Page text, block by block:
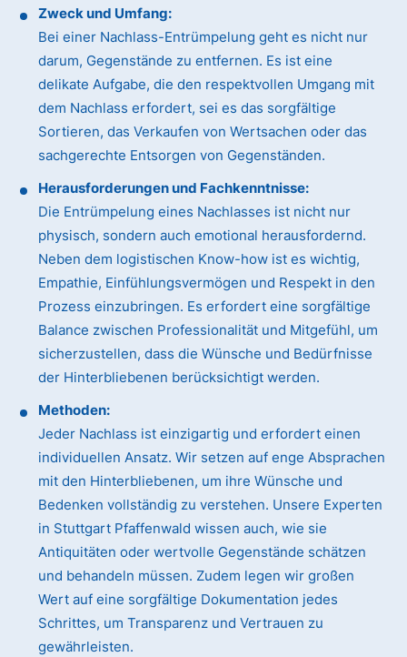
Zweck und Umfang:
Bei einer Nachlass-Entrümpelung geht es nicht nur
darum, Gegenstände zu entfernen. Es ist eine
delikate Aufgabe, die den respektvollen Umgang mit
dem Nachlass erfordert, sei es das sorgfältige
Sortieren, das Verkaufen von Wertsachen oder das
sachgerechte Entsorgen von Gegenständen.
Herausforderungen und Fachkenntnisse:
Die Entrümpelung eines Nachlasses ist nicht nur
physisch, sondern auch emotional herausfordernd.
Neben dem logistischen Know-how ist es wichtig,
Empathie, Einfühlungsvermögen und Respekt in den
Prozess einzubringen. Es erfordert eine sorgfältige
Balance zwischen Professionalität und Mitgefühl, um
sicherzustellen, dass die Wünsche und Bedürfnisse
der Hinterbliebenen berücksichtigt werden.
Methoden:
Jeder Nachlass ist einzigartig und erfordert einen
individuellen Ansatz. Wir setzen auf enge Absprachen
mit den Hinterbliebenen, um ihre Wünsche und
Bedenken vollständig zu verstehen. Unsere Experten
in Stuttgart Pfaffenwald wissen auch, wie sie
Antiquitäten oder wertvolle Gegenstände schätzen
und behandeln müssen. Zudem legen wir großen
Wert auf eine sorgfältige Dokumentation jedes
Schrittes, um Transparenz und Vertrauen zu
gewährleisten.